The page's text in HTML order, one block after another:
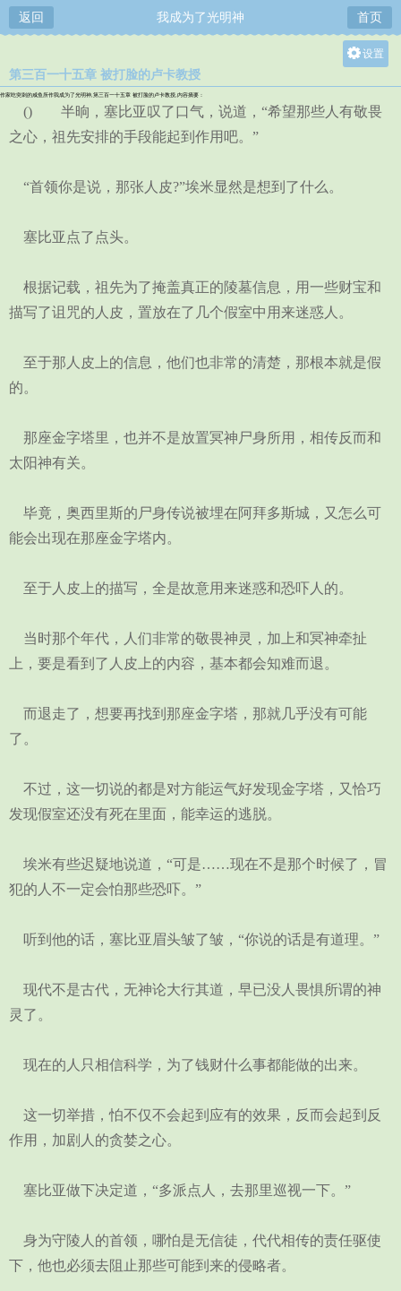
返回 我成为了光明神 首页
设置
大
第三百一十五章 被打脸的卢卡教授
作家吃突刺的咸鱼所作我成为了光明神,第三百一十五章 被打脸的卢卡教授,内容摘要：
() 半晌，塞比亚叹了口气，说道，“希望那些人有敬畏
之心，祖先安排的手段能起到作用吧。”
“首领你是说，那张人皮?”埃米显然是想到了什么。
塞比亚点了点头。
根据记载，祖先为了掩盖真正的陵墓信息，用一些财宝和
描写了诅咒的人皮，置放在了几个假室中用来迷惑人。
至于那人皮上的信息，他们也非常的清楚，那根本就是假
的。
那座金字塔里，也并不是放置冥神尸身所用，相传反而和
太阳神有关。
毕竟，奥西里斯的尸身传说被埋在阿拜多斯城，又怎么可
能会出现在那座金字塔内。
至于人皮上的描写，全是故意用来迷惑和恐吓人的。
当时那个年代，人们非常的敬畏神灵，加上和冥神牵扯
上，要是看到了人皮上的内容，基本都会知难而退。
而退走了，想要再找到那座金字塔，那就几乎没有可能
了。
不过，这一切说的都是对方能运气好发现金字塔，又恰巧
发现假室还没有死在里面，能幸运的逃脱。
埃米有些迟疑地说道，“可是……现在不是那个时候了，冒
犯的人不一定会怕那些恐吓。”
听到他的话，塞比亚眉头皱了皱，“你说的话是有道理。”
现代不是古代，无神论大行其道，早已没人畏惧所谓的神
灵了。
现在的人只相信科学，为了钱财什么事都能做的出来。
这一切举措，怕不仅不会起到应有的效果，反而会起到反
作用，加剧人的贪婪之心。
塞比亚做下决定道，“多派点人，去那里巡视一下。”
身为守陵人的首领，哪怕是无信徒，代代相传的责任驱使
下，他也必须去阻止那些可能到来的侵略者。